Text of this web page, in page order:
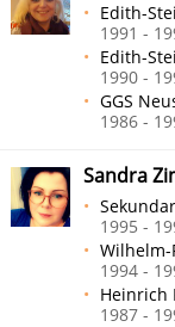
Edith-
1991 -
Edith-
1990 -
GGS
1986 -
Sandra
1995 -
Wilhelm-
1994 -
Heinrich
1987 -